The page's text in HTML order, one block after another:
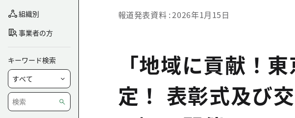
組織別
事業者の方
キーワード検索
報道発表資料 2026年1月15日
「地域に貢献！
定！ 表彰式及び